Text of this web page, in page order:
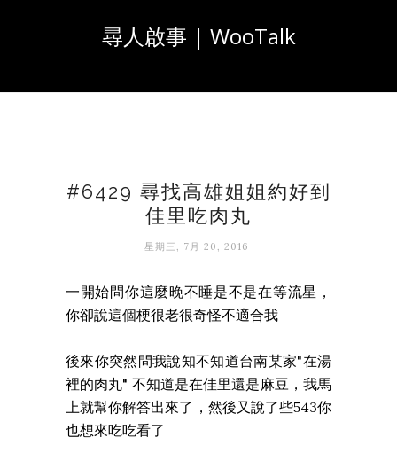
尋人啟事 | WooTalk
#6429 尋找高雄姐姐約好到
佳里吃肉丸
星期三, 7月 20, 2016
一開始問你這麼晚不睡是不是在等流星，
你卻說這個梗很老很奇怪不適合我
後來你突然問我說知不知道台南某家"在湯
裡的肉丸" 不知道是在佳里還是麻豆，我馬
上就幫你解答出來了，然後又說了些543你
也想來吃吃看了